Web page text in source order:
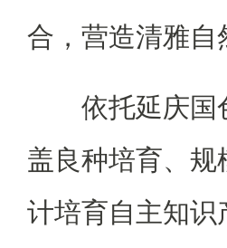
合，营造清雅自
依托延庆国色
盖良种培育、
计培育自主知